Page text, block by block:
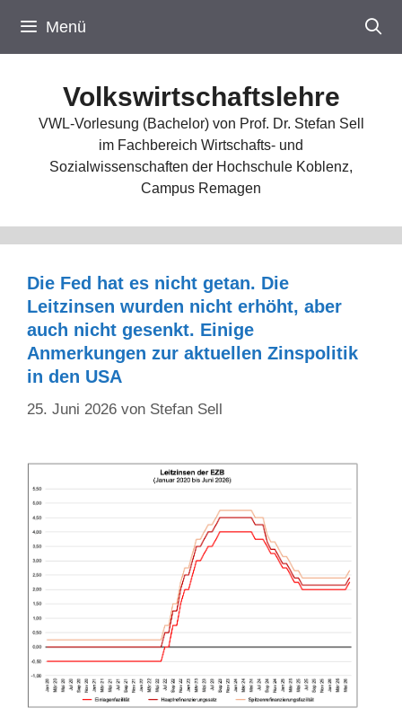
Inhalt
springen
Menü
Volkswirtschaftslehre
VWL-Vorlesung (Bachelor) von Prof. Dr. Stefan Sell
im Fachbereich Wirtschafts- und
Sozialwissenschaften der Hochschule Koblenz,
Campus Remagen
Die Fed hat es nicht getan. Die
Leitzinsen wurden nicht erhöht, aber
auch nicht gesenkt. Einige
Anmerkungen zur aktuellen Zinspolitik
in den USA
25. Juni 2026 von Stefan Sell